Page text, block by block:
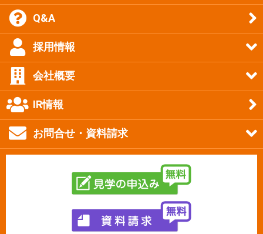
Q&A
採用情報
会社概要
IR情報
お問合せ・資料請求